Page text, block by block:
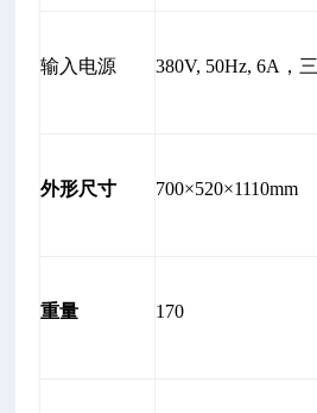
输入电源 380V, 50Hz, 6A，
外形尺寸 700×520×1110mm
重量 170